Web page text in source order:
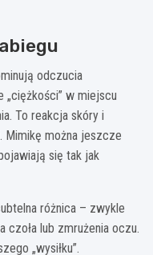
odczucia
„ciężkości” w miejscu
To reakcja skóry i
Mimikę można jeszcze
się tak jak
różnica – zwykle
lub zmrużenia oczu.
„wysiłku”.